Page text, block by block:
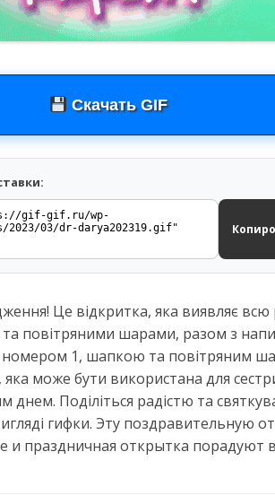
Скачать GIF
Це відкритка, яка виявляє всю
повітряними шарами, разом з
1, шапкою та повітряним
може бути використана для
днем. Поділіться радістю та
гифки. Эту поздравительную
и праздничная открытка порадуют